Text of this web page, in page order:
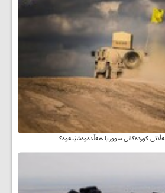
کوردەکانی سووریا هەڵدەوەشێتەوە؟